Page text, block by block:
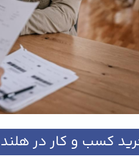
کسب و کار در هلند